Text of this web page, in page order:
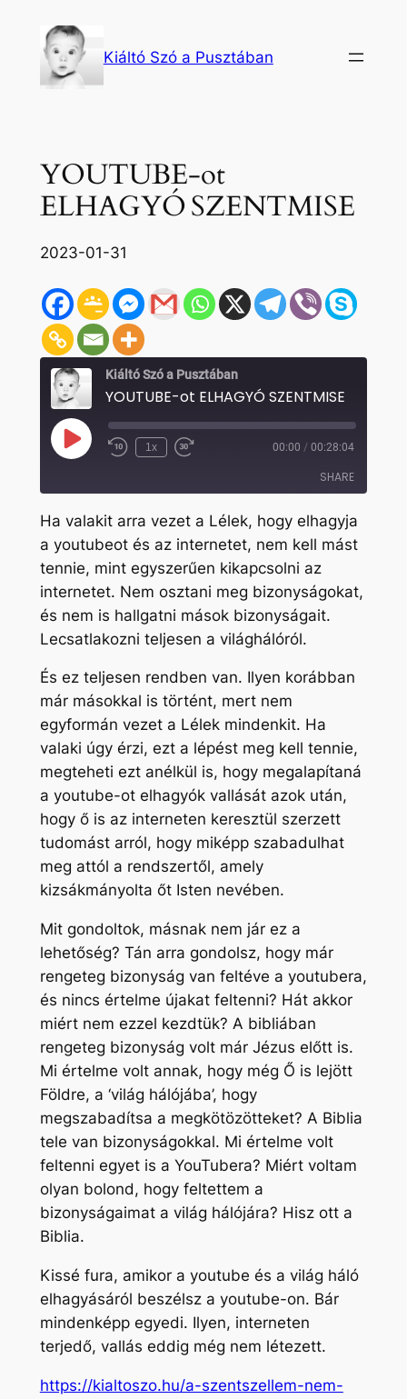
tartalomhoz
Kiáltó Szó a Pusztában
YOUTUBE-ot
ELHAGYÓ SZENTMISE
2023-01-31
Kiáltó Szó a Pusztában
YOUTUBE-ot ELHAGYÓ SZENTMISE
Play
Episode Rewind
1x
Fast
seconds
00:00 / 00:28:04
SHARE
SHARE
LINK
Ha valakit arra vezet a Lélek, hogy elhagyja
a youtubeot és az internetet, nem kell mást
tennie, mint egyszerűen kikapcsolni az
internetet. Nem osztani meg bizonyságokat,
és nem is hallgatni mások bizonyságait.
Lecsatlakozni teljesen a világhálóról.
És ez teljesen rendben van. Ilyen korábban
már másokkal is történt, mert nem
egyformán vezet a Lélek mindenkit. Ha
valaki úgy érzi, ezt a lépést meg kell tennie,
megteheti ezt anélkül is, hogy megalapítaná
a youtube-ot elhagyók vallását azok után,
hogy ő is az interneten keresztül szerzett
tudomást arról, hogy miképp szabadulhat
meg attól a rendszertől, amely
kizsákmányolta őt Isten nevében.
Mit gondoltok, másnak nem jár ez a
lehetőség? Tán arra gondolsz, hogy már
rengeteg bizonyság van feltéve a youtubera,
és nincs értelme újakat feltenni? Hát akkor
miért nem ezzel kezdtük? A bibliában
rengeteg bizonyság volt már Jézus előtt is.
Mi értelme volt annak, hogy még Ő is lejött
Földre, a ‘világ hálójába’, hogy
megszabadítsa a megkötözötteket? A Biblia
tele van bizonyságokkal. Mi értelme volt
feltenni egyet is a YouTubera? Miért voltam
olyan bolond, hogy feltettem a
bizonyságaimat a világ hálójára? Hisz ott a
Biblia.
Kissé fura, amikor a youtube és a világ háló
elhagyásáról beszélsz a youtube-on. Bár
mindenképp egyedi. Ilyen, interneten
terjedő, vallás eddig még nem létezett.
https://kialtoszo.hu/a-szentszellem-nem-